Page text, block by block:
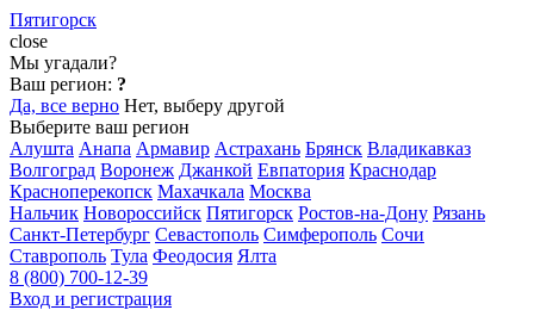
Пятигорск
close
Мы угадали?
Ваш регион: ?
Да, все верно Нет, выберу другой
Выберите ваш регион
Алушта Анапа Армавир Астрахань Брянск Владикавказ
Волгоград Воронеж Джанкой Евпатория Краснодар
Красноперекопск Махачкала Москва
Нальчик Новороссийск Пятигорск Ростов-на-Дону Рязань
Санкт-Петербург Севастополь Симферополь Сочи
Ставрополь Тула Феодосия Ялта
8 (800) 700-12-39
Вход и регистрация